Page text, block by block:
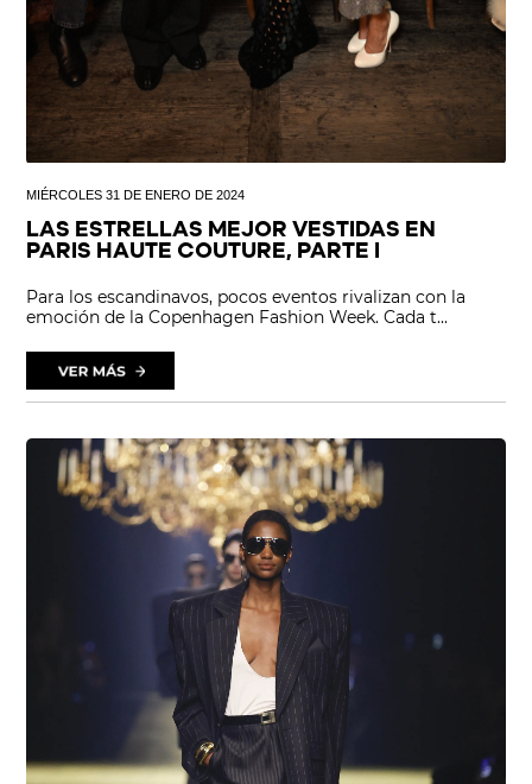
MIÉRCOLES 31 DE ENERO DE 2024
LAS ESTRELLAS MEJOR VESTIDAS EN
PARIS HAUTE COUTURE, PARTE I
Para los escandinavos, pocos eventos rivalizan con la
emoción de la Copenhagen Fashion Week. Cada t...